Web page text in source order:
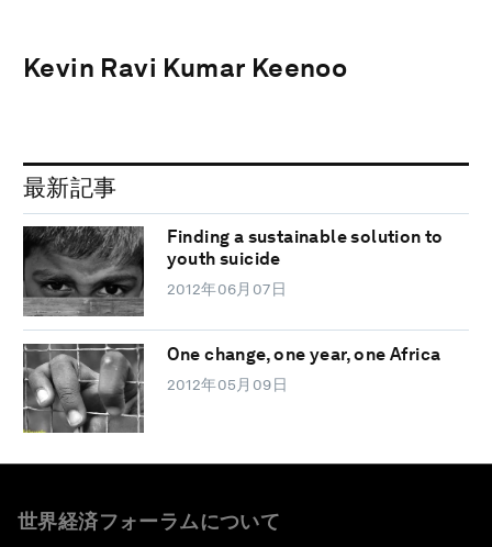
Kevin Ravi Kumar Keenoo
最新記事
Finding a sustainable solution to
youth suicide
2012年06月07日
One change, one year, one Africa
2012年05月09日
世界経済フォーラムについて